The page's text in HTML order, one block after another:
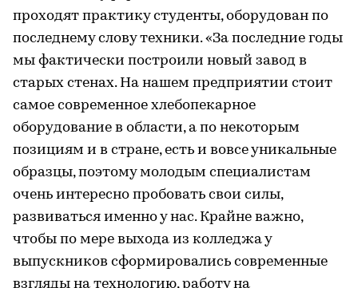
проходят практику студенты, оборудован по
последнему слову техники. «За последние годы
мы фактически построили новый завод в
старых стенах. На нашем предприятии стоит
самое современное хлебопекарное
оборудование в области, а по некоторым
позициям и в стране, есть и вовсе уникальные
образцы, поэтому молодым специалистам
очень интересно пробовать свои силы,
развиваться именно у нас. Крайне важно,
чтобы по мере выхода из колледжа у
выпускников сформировались современные
взгляды на технологию, работу на